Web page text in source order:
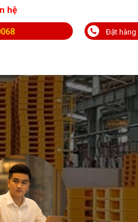
hệ
Đặt hàng